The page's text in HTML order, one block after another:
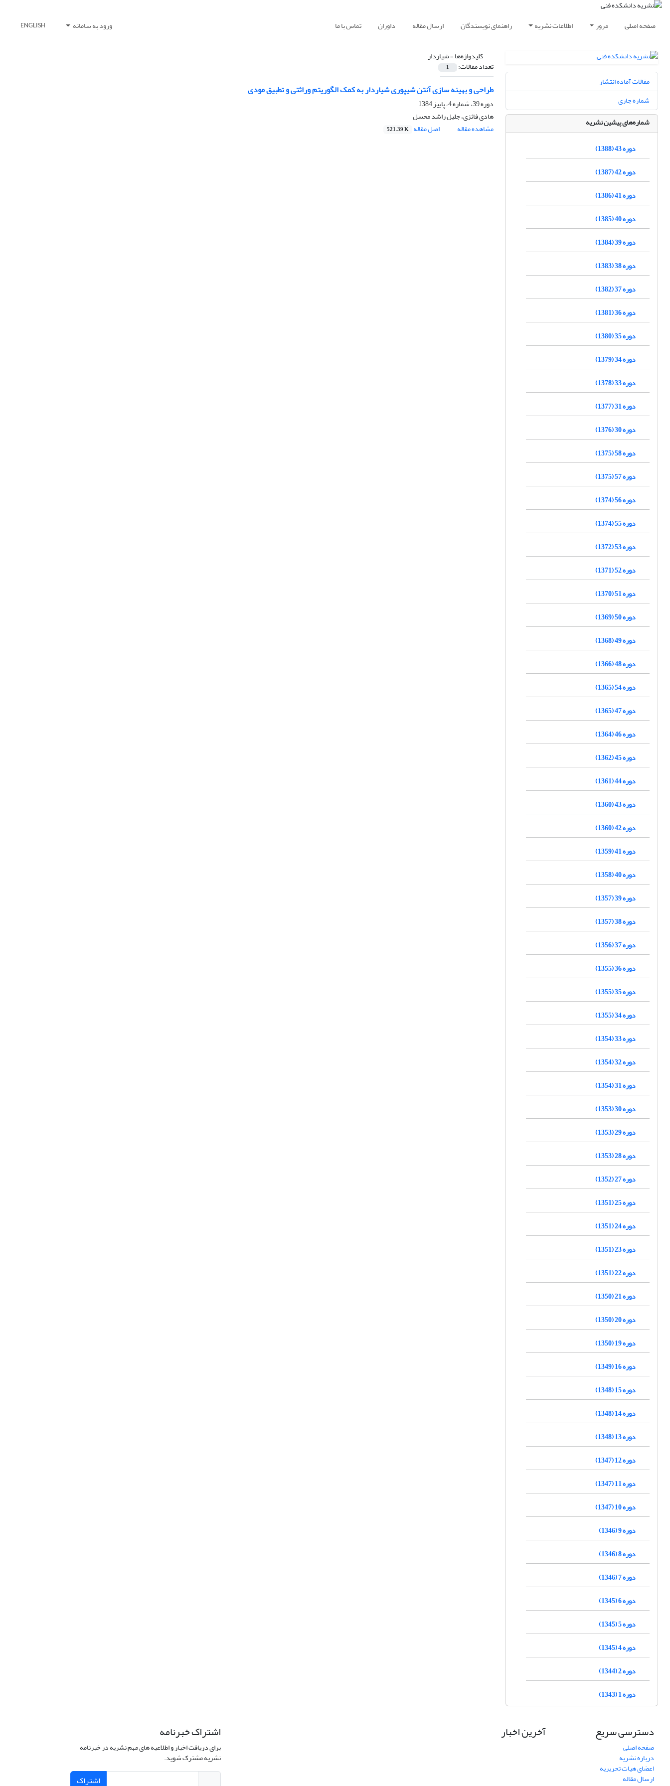
صفحه اصلی مرور اطلاعات نشریه راهنمای نویسندگان ارسال مقاله داوران تماس با ما ورود به سامانه ENGLISH
کلیدواژه‌ها =شیاردار
تعداد مقالات: 1
طراحی و بهینه سازی آنتن شیپوری شیاردار به کمک الگوریتم وراثتی و تطبیق مودی
دوره 39، شماره 4، پاییز 1384
هادی فائزی، جلیل راشد محسل
مشاهده مقاله
اصل مقاله 521.39 K
مقالات آماده انتشار
شماره جاری
شماره‌های پیشین نشریه
دوره 43 (1388)
دوره 42 (1387)
دوره 41 (1386)
دوره 40 (1385)
دوره 39 (1384)
دوره 38 (1383)
دوره 37 (1382)
دوره 36 (1381)
دوره 35 (1380)
دوره 34 (1379)
دوره 33 (1378)
دوره 31 (1377)
دوره 30 (1376)
دوره 58 (1375)
دوره 57 (1375)
دوره 56 (1374)
دوره 55 (1374)
دوره 53 (1372)
دوره 52 (1371)
دوره 51 (1370)
دوره 50 (1369)
دوره 49 (1368)
دوره 48 (1366)
دوره 54 (1365)
دوره 47 (1365)
دوره 46 (1364)
دوره 45 (1362)
دوره 44 (1361)
دوره 43 (1360)
دوره 42 (1360)
دوره 41 (1359)
دوره 40 (1358)
دوره 39 (1357)
دوره 38 (1357)
دوره 37 (1356)
دوره 36 (1355)
دوره 35 (1355)
دوره 34 (1355)
دوره 33 (1354)
دوره 32 (1354)
دوره 31 (1354)
دوره 30 (1353)
دوره 29 (1353)
دوره 28 (1353)
دوره 27 (1352)
دوره 25 (1351)
دوره 24 (1351)
دوره 23 (1351)
دوره 22 (1351)
دوره 21 (1350)
دوره 20 (1350)
دوره 19 (1350)
دوره 16 (1349)
دوره 15 (1348)
دوره 14 (1348)
دوره 13 (1348)
دوره 12 (1347)
دوره 11 (1347)
دوره 10 (1347)
دوره 9 (1346)
دوره 8 (1346)
دوره 7 (1346)
دوره 6 (1345)
دوره 5 (1345)
دوره 4 (1345)
دوره 2 (1344)
دوره 1 (1343)
دسترسی سریع
صفحه اصلی
درباره نشریه
اعضای هیات تحریریه
ارسال مقاله
آخرین اخبار اشتراک خبرنامه
برای دریافت اخبار و اطلاعیه های مهم نشریه در خبرنامه
نشریه مشترک شوید.
اشتراک